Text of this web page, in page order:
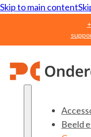
Skip to main content
Beeld